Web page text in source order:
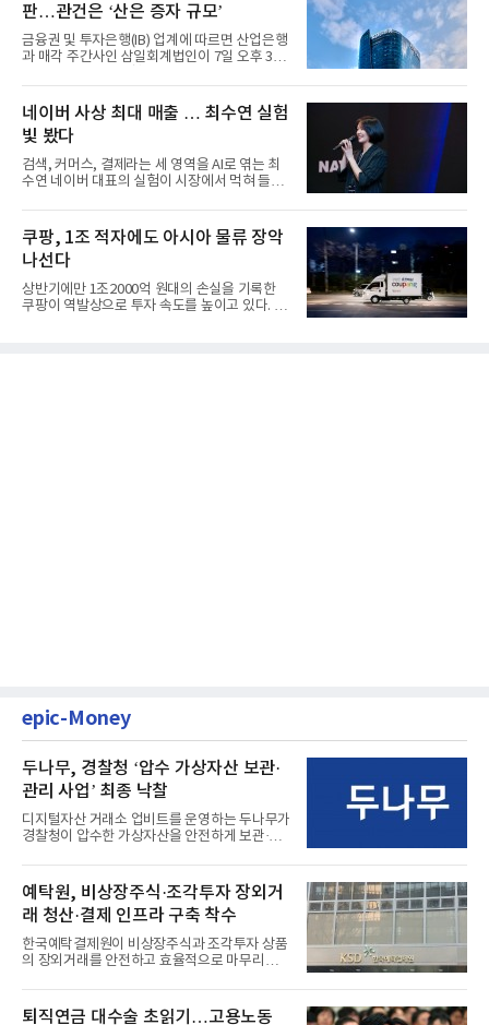
판…관건은 ‘산은 증자 규모’
금융권 및 투자은행(IB) 업계에 따르면 산업은행
과 매각 주간사인 삼일회계법인이 7일 오후 3시
네이버 사상 최대 매출 … 최수연 실험
빛 봤다
검색, 커머스, 결제라는 세 영역을 AI로 엮는 최
수연 네이버 대표의 실험이 시장에서 먹혀 들어
쿠팡, 1조 적자에도 아시아 물류 장악
나선다
상반기에만 1조2000억 원대의 손실을 기록한
쿠팡이 역발상으로 투자 속도를 높이고 있다. 이
epic-Money
두나무, 경찰청 ‘압수 가상자산 보관·
관리 사업’ 최종 낙찰
디지털자산 거래소 업비트를 운영하는 두나무가
경찰청이 압수한 가상자산을 안전하게 보관·관
예탁원, 비상장주식·조각투자 장외거
래 청산·결제 인프라 구축 착수
한국예탁결제원이 비상장주식과 조각투자 상품
의 장외거래를 안전하고 효율적으로 마무리하기
퇴직연금 대수술 초읽기…고용노동